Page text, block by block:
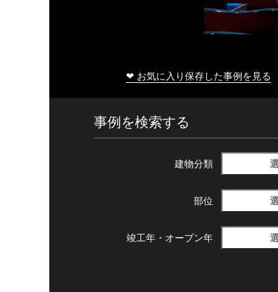
❤ お気に入り保存した事例を見る
事例を検索する
建物分類
部位
竣工年・ オープン年